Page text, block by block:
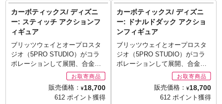
ションでのディスプレイが可能
です。
※お取り寄せ商品はご注文後出
荷までに1週間前後必要となりま
す。
※メーカー在庫品切れの場合、
商品をご用意出来ない場合もご
荷までに1週間前後必要となりま
す。
※メーカー在庫品切れの場合、
商品をご用意出来ない場合もご
ざいます。
ィッチの特徴的な翼もダイナミ
ックに再現されています。
※入荷数の減数などによりご予
約をキャンセル頂く場合や、分
納での入荷となる場合がござい
ます。またパッケージは輸送用
となりますため、パッケージに
多少の傷やダメージがある場合
■セット内容:
のナノテクノロジーを駆使し、
様々なフォルムに変化していた
マーク50の姿を再現すべく、各
種ナノウェポンを多数のパーツ
の差し替えにて実現！それ以外
にもエフェクトパーツ、可動式
フィギュアスタンドも付属し、
遊びの幅が広がります。
※お取り寄せ商品はご注文後出
荷までに1週間前後必要となりま
カーボティックス/ ディズニ
ー: スティッチ アクションフ
ィギュア
ブリッツウェイとオープロスタ
ジオ（5PRO STUDIO）がコラ
ボレーションして展開、合金な
どマルチマテリアル製でリアル
に立体化する「カーボティック
ス」シリーズ。新作ラインナッ
プとしてラインナップしたのは
販売価格： ¥18,700
612 ポイント獲得
カーボティックス/ ディズニ
ー: ドナルドダック アクショ
ンフィギュア
ブリッツウェイとオープロスタ
ジオ（5PRO STUDIO）がコラ
ボレーションして展開、合金な
どマルチマテリアル製でリアル
に立体化する「カーボティック
ス」シリーズ。新作ラインナッ
プとしてラインナップしたのは
販売価格： ¥18,700
612 ポイント獲得